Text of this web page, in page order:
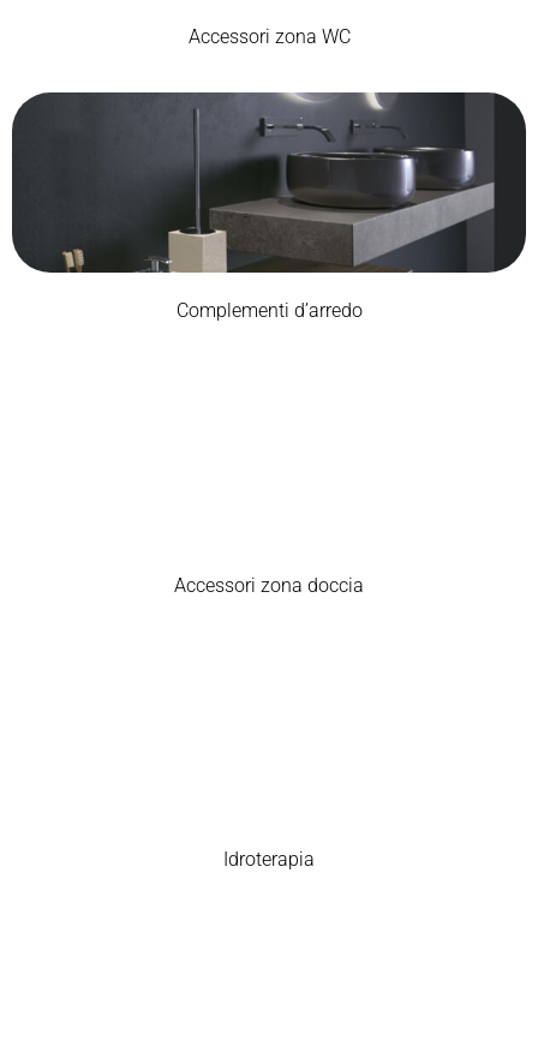
Accessori zona WC
Complementi d’arredo
Accessori zona doccia
Idroterapia